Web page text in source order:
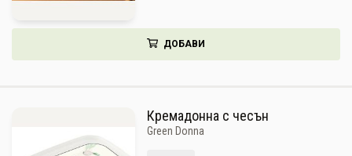
ДОБАВИ
Кремадонна с чесън
Green Donna